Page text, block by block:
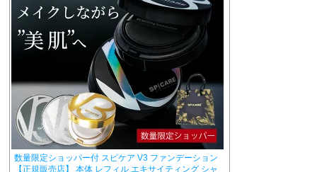
数量限定ショッパー付 スピケア V3 ファンデーション
【正規販売店】 本体 レフィル エキサイティング シャ